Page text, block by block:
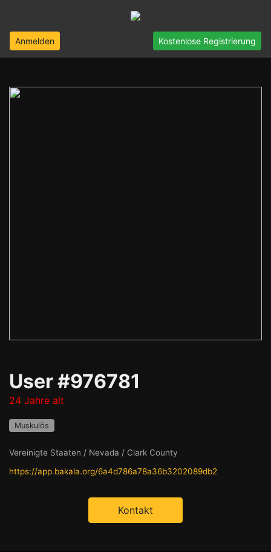
Anmelden Kostenlose Registrierung
User #976781
24 Jahre alt
Muskulös
Vereinigte Staaten / Nevada / Clark County
https://app.bakala.org/6a4d786a78a36b3202089db2
Kontakt